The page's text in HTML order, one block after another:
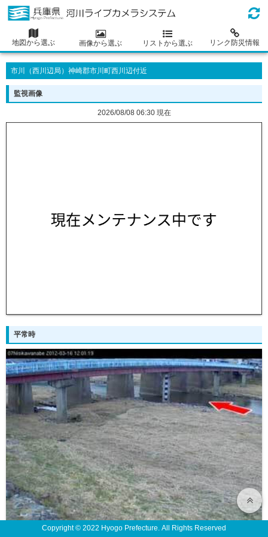
地図から選ぶ 画像から選ぶ リストから選ぶ リンク防災情報
市川（西川辺局）神崎郡市川町西川辺付近
監視画像
2026/08/08 06:30 現在
平常時
Copyright © 2022 Hyogo Prefecture. All Rights Reserved